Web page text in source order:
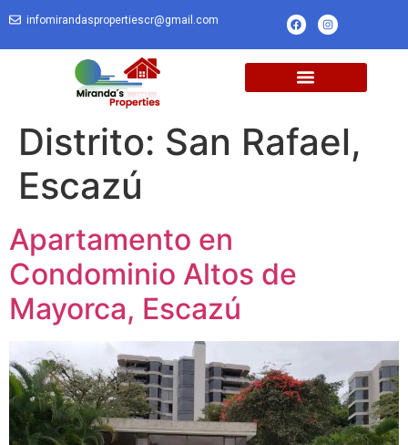
infomirandaspropertiescr@gmail.com
Distrito: San Rafael,
Escazú
Apartamento en
Condominio Altos de
Mayorca, Escazú